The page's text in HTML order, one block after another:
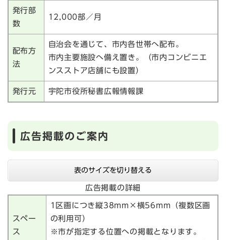
発行部
数
12,000部／月
配布方
法
自治会を通じて、市内各世帯へ配布。
市内主要施設へ備え置き。（市内コンビニエ
ンスストア店舗にも設置）
発行元 宇陀市役所秘書広報情報課
広告掲載のご案内
表のサイズを切り替える
広告掲載の詳細
スペー
ス
1区画につき縦38mm×横56mm（複数区画
の利用可）
※市が指定する位置への掲載となります。